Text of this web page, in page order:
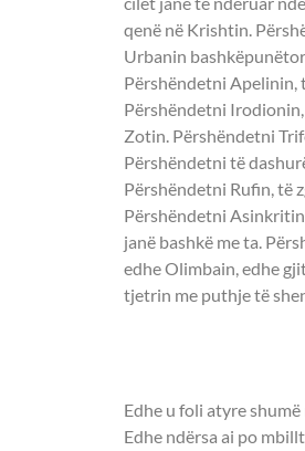
qenë në Krishtin.
Urbanin
Përshëndetni
Përshëndetni
Zotin. Përshëndetni
Përshëndetni të
Përshëndetni Rufin, të
Përshëndetni
janë bashkë me ta.
edhe Olimbain, edhe
tjetrin me puthje të
Edhe u foli atyre
Edhe ndërsa ai po